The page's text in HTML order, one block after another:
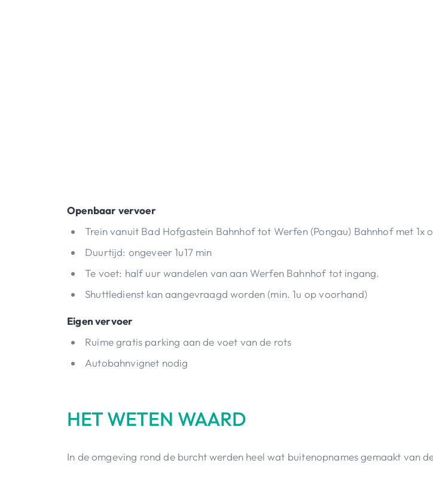
Openbaar vervoer
Trein vanuit Bad Hofgastein Bahnhof tot Werfen (Pongau) Bahnhof met 1x
Duurtijd: ongeveer 1u17 min
Te voet: half uur wandelen van aan Werfen Bahnhof tot ingang.
Shuttledienst kan aangevraagd worden (min. 1u op voorhand)
Eigen vervoer
Ruime gratis parking aan de voet van de rots
Autobahnvignet nodig
HET WETEN WAARD
In de omgeving rond de burcht werden heel wat buitenopnames gemaakt van